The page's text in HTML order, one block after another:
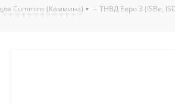
Cummins (Камминз) - ТНВД Eвро 3 (ISBe,